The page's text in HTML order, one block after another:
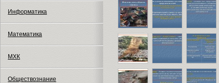
Информатика
Математика
МХК
Обществознание